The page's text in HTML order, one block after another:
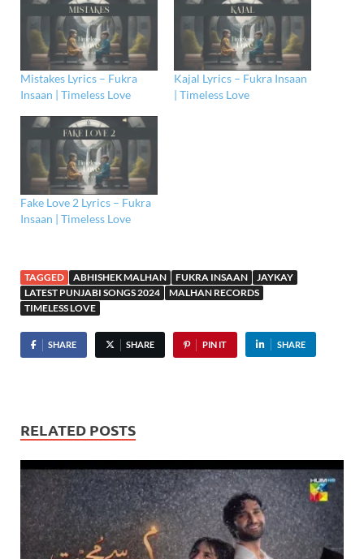
Mistakes Lyrics – Fukra
Insaan | Timeless Love
Kajal Lyrics – Fukra Insaan
| Timeless Love
Fake Love 2 Lyrics – Fukra
Insaan | Timeless Love
TAGGED ABHISHEK MALHAN FUKRA INSAAN
JAYKAY
LATEST PUNJABI SONGS 2024
MALHAN RECORDS
TIMELESS LOVE
SHARE SHARE PIN IT SHARE
RELATED POSTS